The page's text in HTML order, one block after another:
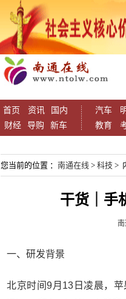
首页 资讯
国内
财经
导购 新车
汽车
教育
您当前的位置 ： 南通在线 > 科技 >
干货｜手
一、研发背景
北京时间9月13日凌晨，